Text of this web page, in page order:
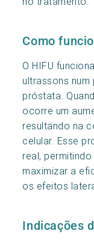
Como
O HIFU
ultrassons
próstata.
ocorre um
resultando na
celular. Esse
real,
maximizar a
os efeitos
Indicações